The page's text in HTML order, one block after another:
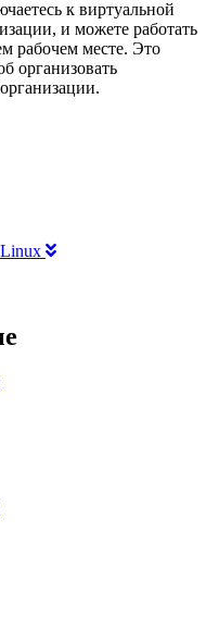
к виртуальной
и можете работать
рабочем месте. Это
организовать